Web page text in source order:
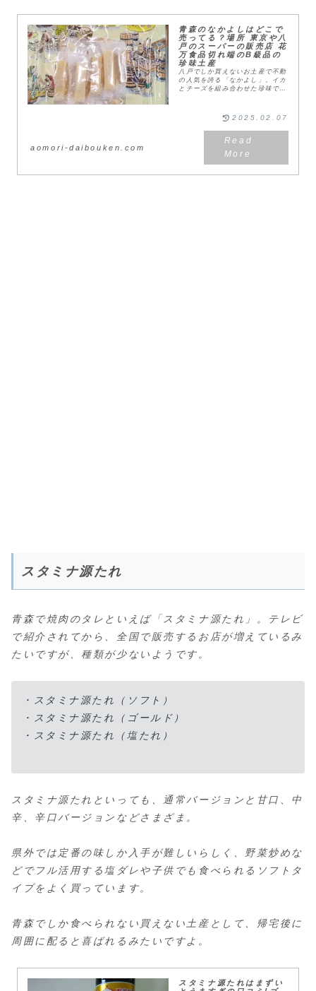
青森のなかよしはどこで
売ってる？場所 東京や八
戸のスーパーの販売店 花
万食品切れ端のB級品の
珍味土産
八戸でしか買えないお土産で不動
の人気を誇る「なかよし」。イカ
とチーズを組み合わせた珍味で、
という間に一袋食べてしまう。」
などの口コミが多く青森...
aomori-daibouken.com
2025.02.07
スタミナ源たれ
青森で焼肉のタレといえば「スタミナ源たれ」。テレビ
で紹介されてから、全国で販売するお店が増えているみ
たいですが、種類が少ないようです。
・スタミナ源たれ（ソフト）
・スタミナ源たれ（ゴールド）
・スタミナ源たれ（塩たれ）
スタミナ源たれといっても、通常バージョンと甘口、中
辛、辛口バージョンなどさまざま。
県外では定番の味しか入手が難しいらしく、野菜炒めな
どでフル活用する塩ダレや子供でも食べられるソフトタ
イプをよく買っています。
青森でしか食べられない買えない土産として、帰宅後に
周囲に配ると喜ばれるみたいですよ。
スタミナ源たれはまずい